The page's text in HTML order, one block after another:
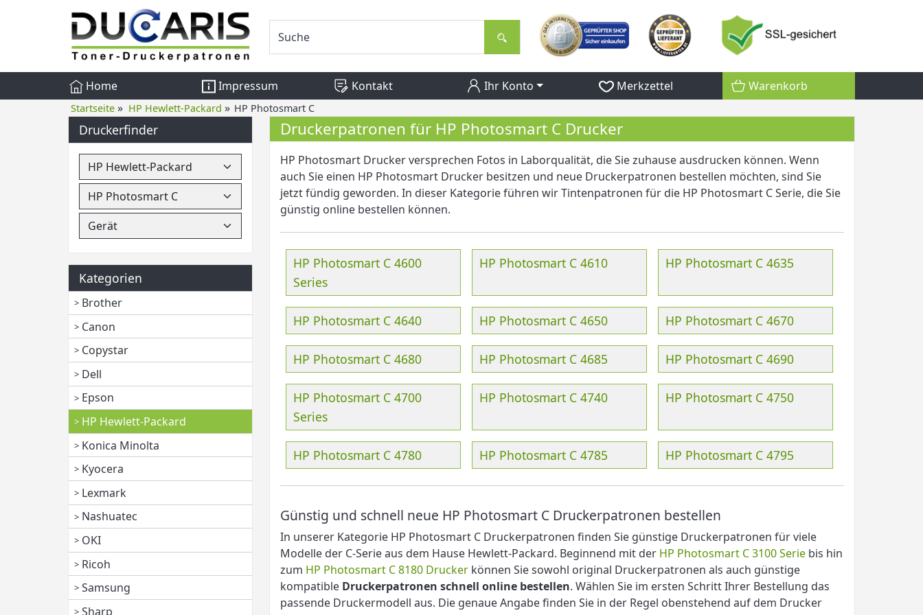
Home Impressum Kontakt Ihr Konto Merkzettel Warenkorb
Startseite » HP Hewlett-Packard » HP Photosmart C
Druckerfinder
Kategorien
Brother
Canon
Copystar
Dell
Epson
HP Hewlett-Packard
Konica Minolta
Kyocera
Lexmark
Nashuatec
OKI
Ricoh
Samsung
Sharp
Druckerpatronen für HP Photosmart C Drucker
HP Photosmart Drucker versprechen Fotos in Laborqualität, die Sie zuhause ausdrucken können. Wenn
auch Sie einen HP Photosmart Drucker besitzen und neue Druckerpatronen bestellen möchten, sind Sie
jetzt fündig geworden. In dieser Kategorie führen wir Tintenpatronen für die HP Photosmart C Serie, die Sie
günstig online bestellen können.
HP Photosmart C 4600
Series
HP Photosmart C 4610 HP Photosmart C 4635
HP Photosmart C 4640 HP Photosmart C 4650 HP Photosmart C 4670
HP Photosmart C 4680 HP Photosmart C 4685 HP Photosmart C 4690
HP Photosmart C 4700
Series
HP Photosmart C 4740 HP Photosmart C 4750
HP Photosmart C 4780 HP Photosmart C 4785 HP Photosmart C 4795
Günstig und schnell neue HP Photosmart C Druckerpatronen bestellen
In unserer Kategorie HP Photosmart C Druckerpatronen finden Sie günstige Druckerpatronen für viele
Modelle der C-Serie aus dem Hause Hewlett-Packard. Beginnend mit der HP Photosmart C 3100 Seriebis hin
zum HP Photosmart C 8180 Druckerkönnen Sie sowohl original Druckerpatronen als auch günstige
kompatible Druckerpatronen schnell online bestellen. Wählen Sie im ersten Schritt Ihrer Bestellung das
passende Druckermodell aus. Die genaue Angabe finden Sie in der Regel obenstehend auf dem Drucker